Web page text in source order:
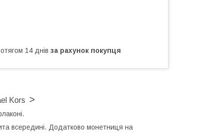
14 днів за рахунок покупця
Kors >
всередині. Додатково монетниця на